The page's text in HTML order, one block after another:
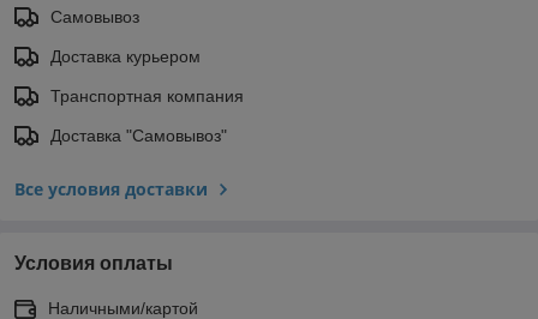
Самовывоз
Доставка курьером
Транспортная компания
Доставка "Самовывоз"
Все условия доставки
Условия оплаты
Наличными/картой